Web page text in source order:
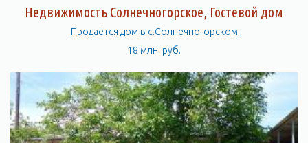
Недвижимость Солнечногорское, Гостевой дом
Продаётся дом в с.Солнечногорском
18 млн. руб.